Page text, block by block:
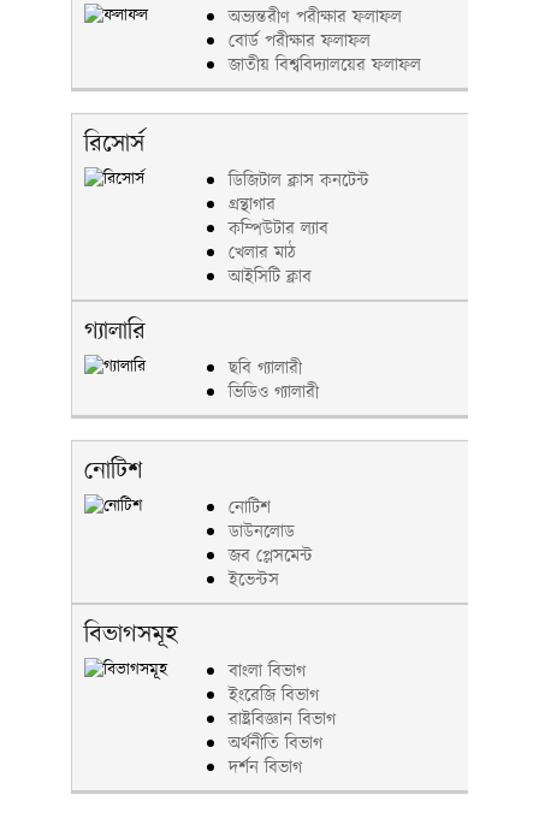
অভ্যন্তরীণ পরীক্ষার ফলাফল
বোর্ড পরীক্ষার ফলাফল
জাতীয় বিশ্ববিদ্যালয়ের ফলাফল
রিসোর্স
ডিজিটাল ক্লাস কনটেন্ট
গ্রন্থাগার
কম্পিউটার ল্যাব
খেলার মাঠ
আইসিটি ক্লাব
গ্যালারি
ছবি গ্যালারী
ভিডিও গ্যালারী
নোটিশ
নোটিশ
ডাউনলোড
জব প্লেসমেন্ট
ইভেন্টস
বিভাগসমূহ
বাংলা বিভাগ
ইংরেজি বিভাগ
রাষ্ট্রবিজ্ঞান বিভাগ
অর্থনীতি বিভাগ
দর্শন বিভাগ